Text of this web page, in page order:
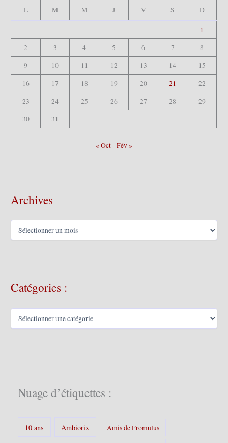
L M M J V S D
1
2
3 4 5 6 7
8
9
10 11 12 13 14
15
16
17 18 19 20 21
22
23
24 25 26 27 28
29
30
31
« Oct Fév »
Archives
A
e
Catégories :
C
Nuage d’étiquettes :
10 ans Ambiorix Amis de Fromulus